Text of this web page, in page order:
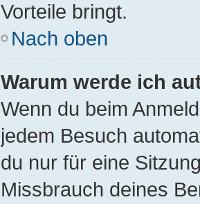
Vorteile bringt.
Nach oben
Warum werde ich
Wenn du beim
jedem Besuch
du nur für eine
Missbrauch deines